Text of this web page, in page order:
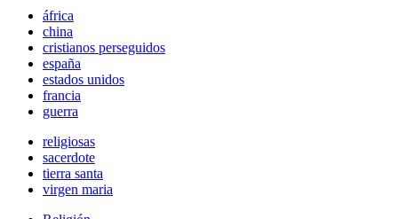
áfrica
china
cristianos perseguidos
españa
estados unidos
francia
guerra
religiosas
sacerdote
tierra santa
virgen maria